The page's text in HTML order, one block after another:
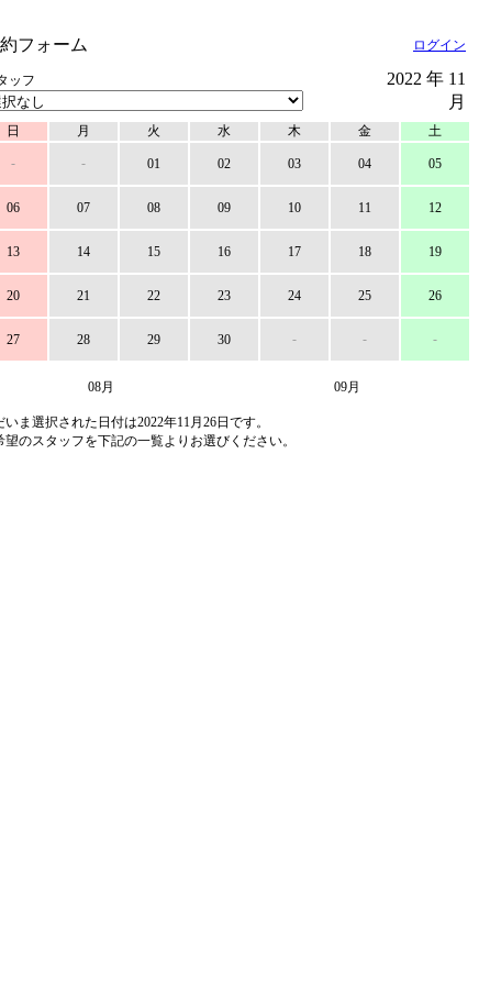
フォーム ログイン
ッフ
2022 年 11
月
日 月 火 水 木 金 土
- - 01 02 03 04 05
06 07 08 09 10 11 12
13 14 15 16 17 18 19
20 21 22 23 24 25 26
27 28 29 30 - - -
08月 09月
いま選択された日付は2022年11月26日です。
望のスタッフを下記の一覧よりお選びください。